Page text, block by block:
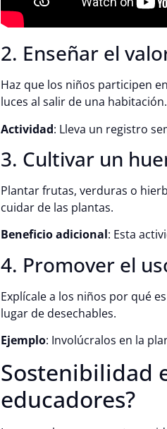
2. Enseñar el
Haz que los niños participen
luces al salir de una habitación.
Actividad: Lleva un registro
3. Cultivar un
Plantar frutas, verduras o
cuidar de las plantas.
Beneficio adicional: Esta
4. Promover el
Explícale a los niños por qué
lugar de desechables.
Ejemplo: Involúcralos en la
Sostenibilidad
educadores?